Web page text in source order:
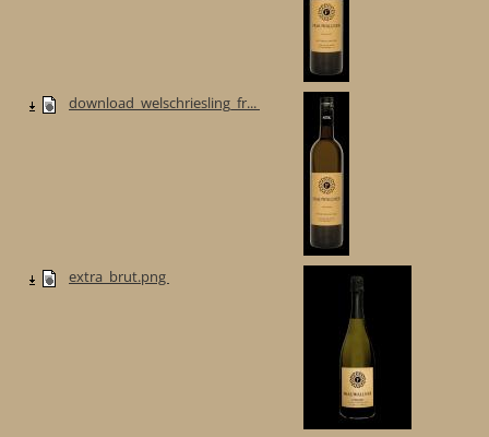
download_welschriesling_fr...
extra_brut.png